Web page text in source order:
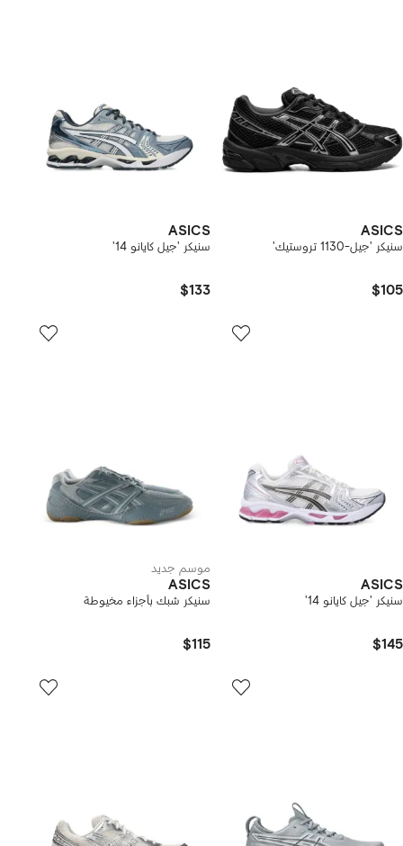
ASICS
سنيكر 'جيل-1130 تروستيك'
$105
ASICS
سنيكر 'جيل كايانو 14'
$133
ASICS
سنيكر 'جيل كايانو 14'
$145
موسم جديد
ASICS
سنيكر شبك بأجزاء مخيوطة
$115